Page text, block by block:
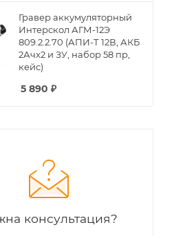
Гравер аккумуляторный
Интерскол АГМ-12Э
809.2.2.70 (АПИ-Т 12В, АКБ
2Ачx2 и ЗУ, набор 58 пр,
кейс)
5 890 ₽
консультация?